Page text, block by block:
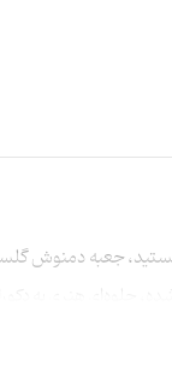
جعبه دمنوش